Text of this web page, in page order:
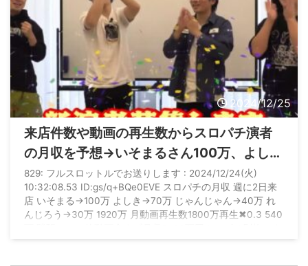
2024/12/25
来店件数や動画の再生数からスロパチ演者
の月収を予想→いそまるさん100万、よしき
さん70万、じゃんじゃんさん40万、れんじ
ろうさん30万
829: フルスロットルでお送りします : 2024/12/24(火)
10:32:08.53 ID:gs/q+BQe0EVE スロパチの月収 週に2日来
店 いそまる→100万 よしき→70万 じゃんじゃん→40万 れ
んじろう→30万 1920万 月動画再生数1800万再生✖0.3 540